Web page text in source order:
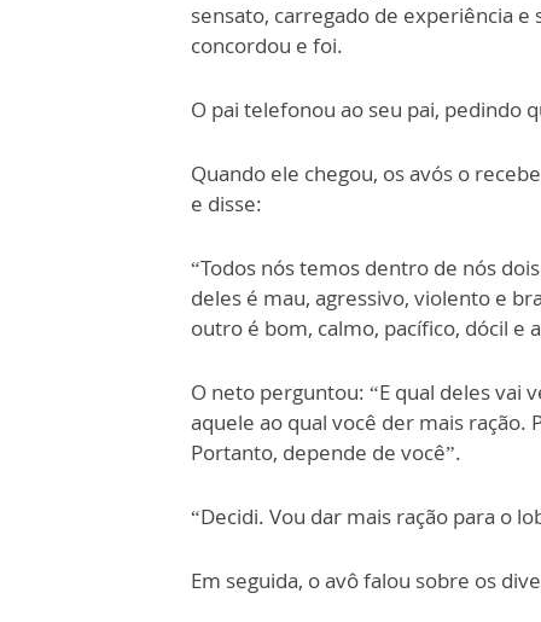
sensato, carregado de experiência
concordou e foi.
O pai telefonou ao seu pai, pedindo
Quando ele chegou, os avós o
e disse:
“Todos nós temos dentro de nós
deles é mau, agressivo, violento e
outro é bom, calmo, pacífico, dócil e
O neto perguntou: “E qual deles vai
aquele ao qual você der mais
Portanto, depende de você”.
“Decidi. Vou dar mais ração para o
Em seguida, o avô falou sobre os